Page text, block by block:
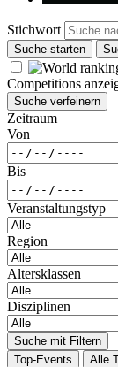
Stichwort
Suche starten
Competitions
Suche verfeinern
Zeitraum
Von
Bis
Veranstaltungstyp
Region
Altersklassen
Disziplinen
Suche mit Filtern
Top-Events
Alle